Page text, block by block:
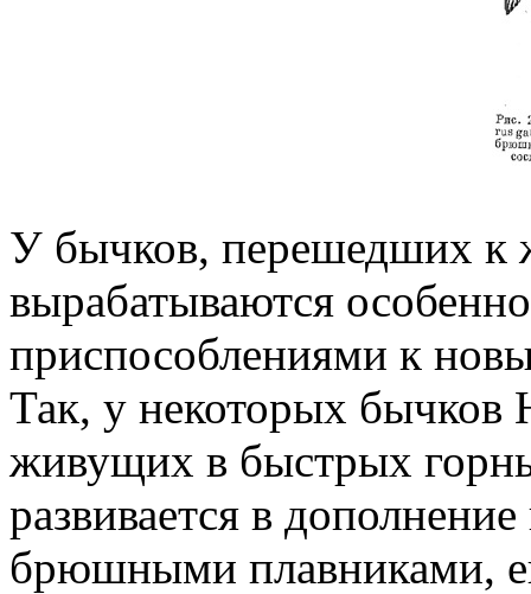
У бычков, перешедших к
вырабатываются
приспособлениями к
Так, у некоторых
живущих в быстрых
развивается в
брюшными плавниками,